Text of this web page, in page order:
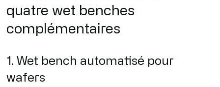
quatre wet benches
complémentaires
1. Wet bench automatisé pour
wafers